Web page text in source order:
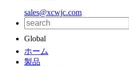
sales@xcwjc.com
Global
ホーム
製品